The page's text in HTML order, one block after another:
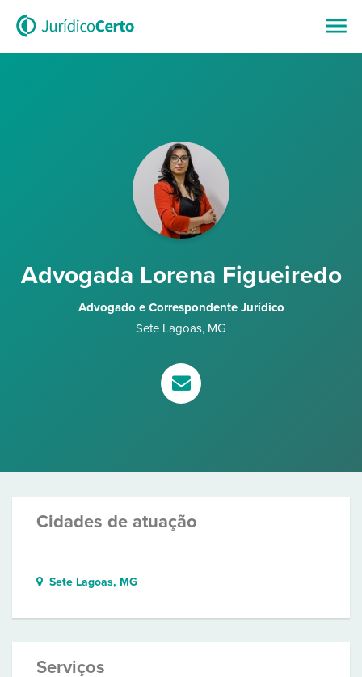
Advogada Lorena Figueiredo
Advogado e Correspondente Jurídico
Sete Lagoas, MG
Cidades de atuação
Sete Lagoas, MG
Serviços